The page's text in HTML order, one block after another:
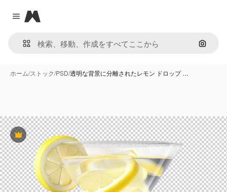
Close menu
Magnific
画像で
ホーム/ストック/PSD/透明な背景に分離されたレモン ドロップ …
Premium